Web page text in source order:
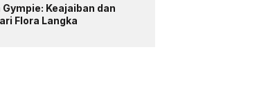
Keajaiban dan
Flora Langka